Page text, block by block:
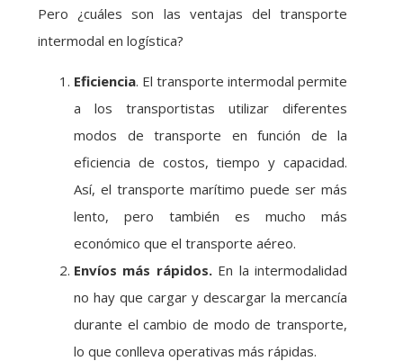
Pero ¿cuáles son las ventajas del transporte
intermodal en logística?
Eficiencia. El transporte intermodal permite
a los transportistas utilizar diferentes
modos de transporte en función de la
eficiencia de costos, tiempo y capacidad.
Así, el transporte marítimo puede ser más
lento, pero también es mucho más
económico que el transporte aéreo.
Envíos más rápidos.En la intermodalidad
no hay que cargar y descargar la mercancía
durante el cambio de modo de transporte,
lo que conlleva operativas más rápidas.